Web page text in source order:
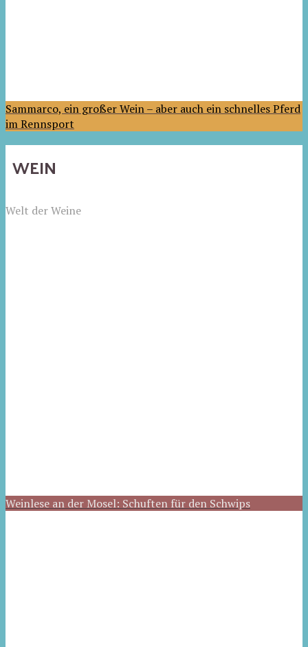
Sammarco, ein großer Wein – aber auch ein schnelles Pferd
im Rennsport
WEIN
Welt der Weine
Weinlese an der Mosel: Schuften für den Schwips